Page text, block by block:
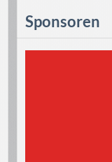
Sponsoren